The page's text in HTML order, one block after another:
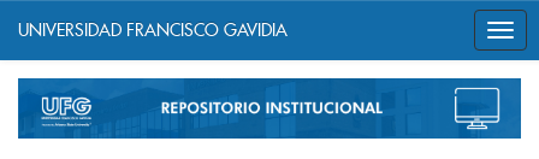
navigation
UNIVERSIDAD FRANCISCO GAVIDIA